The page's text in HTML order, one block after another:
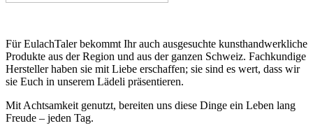
Für EulachTaler bekommt Ihr auch ausgesuchte kunsthandwerkliche
Produkte aus der Region und aus der ganzen Schweiz. Fachkundige
Hersteller haben sie mit Liebe erschaffen; sie sind es wert, dass wir
sie Euch in unserem Lädeli präsentieren.
Mit Achtsamkeit genutzt, bereiten uns diese Dinge ein Leben lang
Freude – jeden Tag.